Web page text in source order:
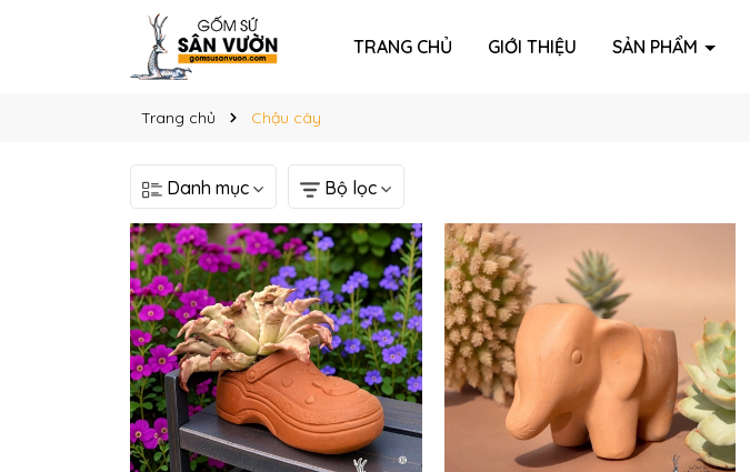
TRANG CHỦ GIỚI THIỆU SẢN PHẨM
Trang chủ Chậu cây
Danh mục Bộ lọc